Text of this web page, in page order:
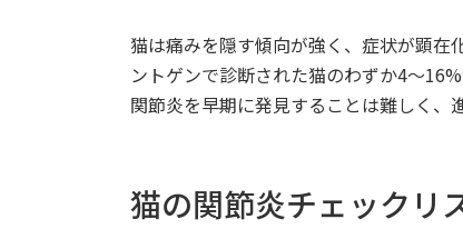
猫は痛みを隠す傾向が強く、症状が顕在
ントゲンで診断された猫のわずか4～
関節炎を早期に発見することは難しく、
猫の関節炎チェックリ